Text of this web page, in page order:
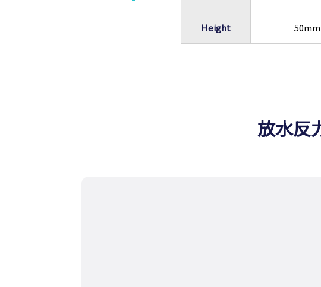
Height 50mm
放水反